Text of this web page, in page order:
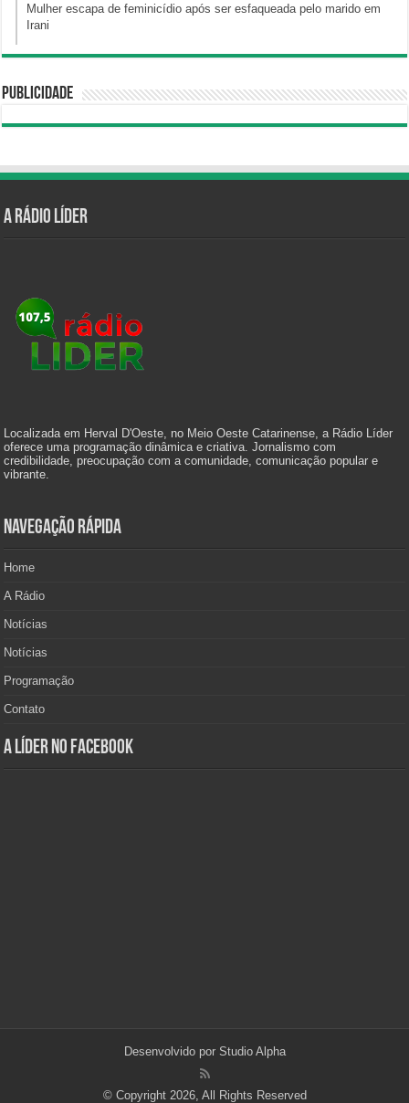
Mulher escapa de feminicídio após ser esfaqueada pelo marido em
Irani
Publicidade
A Rádio Líder
Localizada em Herval D'Oeste, no Meio Oeste Catarinense, a Rádio Líder
oferece uma programação dinâmica e criativa. Jornalismo com
credibilidade, preocupação com a comunidade, comunicação popular e
vibrante.
Navegação Rápida
Home
A Rádio
Notícias
Notícias
Programação
Contato
A Líder no Facebook
Desenvolvido por Studio Alpha
© Copyright 2026, All Rights Reserved